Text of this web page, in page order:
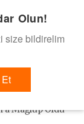
Mağlup Oldu
Olun!
size bildirelim